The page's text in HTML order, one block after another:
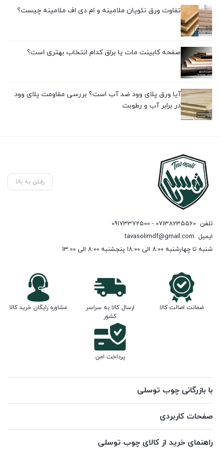
تفاوت ورق نئوپان ملامینه و ام دی اف ملامینه چیست؟
صفحه کابینت مات یا براق کدام انتخاب بهتری است؟
آیا ورق پلای وود ضد آب است؟ بررسی مقاومت پلای وود
در برابر آب و رطوبت
رفتن به بالا
تلفن 07138235560 - 09173372500
ایمیل tavasolimdf@gmail.com
شنبه تا چهارشنبه 8:00 الی 18:00 پنجشنبه 8:00 الی 13:00
ضمانت اصالت کالا
ارسال کالا به سراسر
کشور
مشاوره رایگان خرید کالا
پرداخت امن
با بازرگانی چوب توسلی
صفحات کاربردی
راهنمای خرید از کالای چوب توسلی